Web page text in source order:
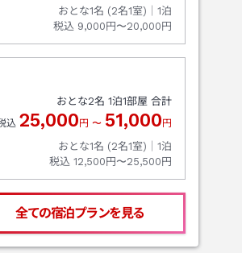
おとな1名 (2名1室)｜ 1泊
税込 9,000円〜20,000円
おとな2名 1泊1部屋 合計
込 25,000 円 〜 51,000 円
おとな1名 (2名1室)｜ 1泊
税込 12,500円〜25,500円
全ての宿泊プランを見る